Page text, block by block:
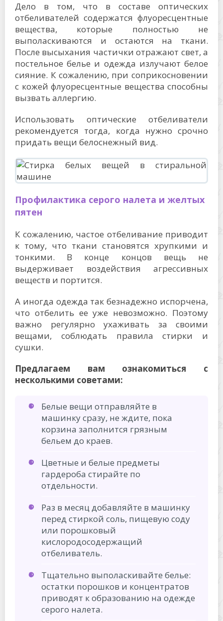
Дело в том, что в составе оптических
отбеливателей содержатся флуоресцентные
вещества, которые полностью не
выполаскиваются и остаются на ткани.
После высыхания частички отражают свет, а
постельное белье и одежда излучают белое
сияние. К сожалению, при соприкосновении
с кожей флуоресцентные вещества способны
вызвать аллергию.
Использовать оптические отбеливатели
рекомендуется тогда, когда нужно срочно
придать вещи белоснежный вид.
Профилактика серого налета и желтых
пятен
К сожалению, частое отбеливание приводит
к тому, что ткани становятся хрупкими и
тонкими. В конце концов вещь не
выдерживает воздействия агрессивных
веществ и портится.
А иногда одежда так безнадежно испорчена,
что отбелить ее уже невозможно. Поэтому
важно регулярно ухаживать за своими
вещами, соблюдать правила стирки и
сушки.
Предлагаем вам ознакомиться с
несколькими советами:
Белые вещи отправляйте в
машинку сразу, не ждите, пока
корзина заполнится грязным
бельем до краев.
Цветные и белые предметы
гардероба стирайте по
отдельности.
Раз в месяц добавляйте в машинку
перед стиркой соль, пищевую соду
или порошковый
кислородосодержащий
отбеливатель.
Тщательно выполаскивайте белье:
остатки порошков и концентратов
приводят к образованию на одежде
серого налета.